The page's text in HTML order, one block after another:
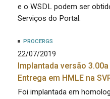
e o WSDL podem ser
Serviços do Portal.
PROCERGS
22/07/2019
Implantada versão
Entrega em HMLE na
Foi implantada em